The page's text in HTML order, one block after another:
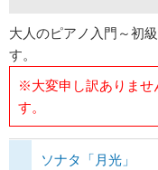
大人のピアノ入門～初
す。
※大変申し訳ありませ
す。
ソナタ「月光」